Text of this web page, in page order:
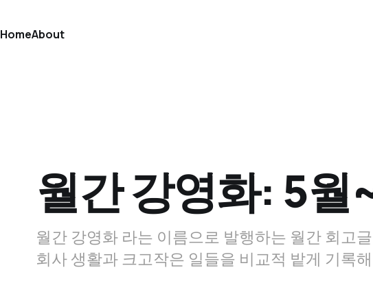
HomeAbout
월간 강영화: 5월
월간 강영화 라는 이름으로 발행하는 월간 회고
회사 생활과 크고작은 일들을 비교적 밭게 기록